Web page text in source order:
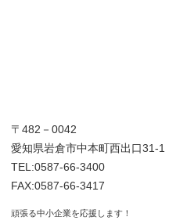
〒482－0042
愛知県岩倉市中本町西出口31-1
TEL:0587-66-3400
FAX:0587-66-3417
頑張る中小企業を応援します！